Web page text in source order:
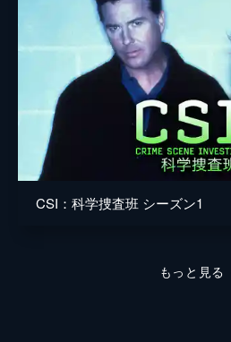
CSI：科学捜査班 シーズン1
もっと見る